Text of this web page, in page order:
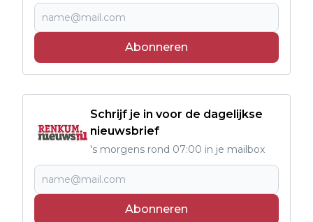
Abonneren
Schrijf je in voor de dagelijkse
nieuwsbrief
's morgens rond 07:00 in je mailbox
Abonneren